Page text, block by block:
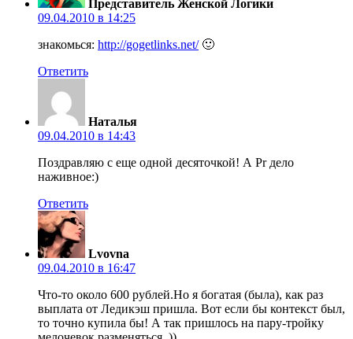
Представитель Женской Логики
09.04.2010 в 14:25
знакомься: http://gogetlinks.net/🙂
Ответить
Наталья
09.04.2010 в 14:43
Поздравляю с еще одной десяточкой! А Pr дело
наживное:)
Ответить
Lvovna
09.04.2010 в 16:47
Что-то около 600 рублей.Но я богатая (была), как раз
выплата от Ледикэш пришла. Вот если бы контекст был,
то точно купила бы! А так пришлось на пару-тройку